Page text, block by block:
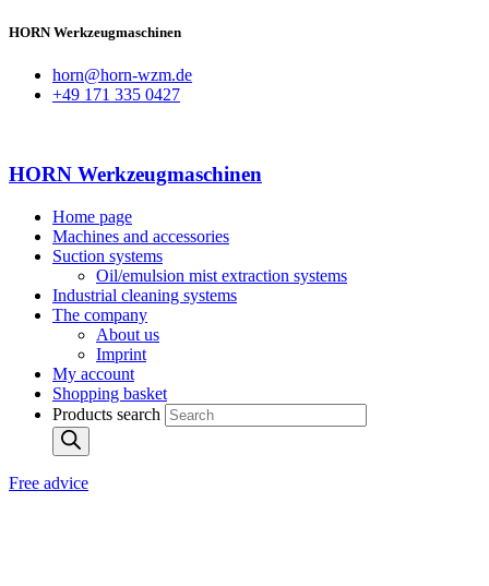
HORN Werkzeugmaschinen
horn@horn-wzm.de
+49 171 335 0427
HORN Werkzeugmaschinen
Home page
Machines and accessories
Suction systems
Oil/emulsion mist extraction systems
Industrial cleaning systems
The company
About us
Imprint
My account
Shopping basket
Products search
Free advice